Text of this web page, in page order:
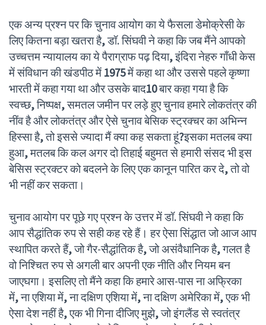
एक अन्य प्रश्न पर कि चुनाव आयोग का ये फैसला डेमोक्रेसी के
लिए कितना बड़ा खतरा है,डॉ. सिंघवी ने कहा कि जब मैंने आपको
उच्चत्तम न्यायालय का ये पैराग्राफ पढ़ दिया,इंदिरा नेहरु गाँधी केस
में संविधान की खंडपीठ में 1975में कहा था और उससे पहले कृष्णा
भारती में कहा गया था और उसके बाद10बार कहा गया है कि
स्वच्छ,निष्पक्ष,समतल जमीन पर लड़े हुए चुनाव हमारे लोकतंत्र की
नींव है और लोकतंत्र और ऐसे चुनाव बेसिक स्ट्रक्चर का अभिन्न
हिस्सा है,तो इससे ज्यादा मैं क्या कह सकता हूं?इसका मतलब क्या
हुआ,मतलब कि कल अगर दो तिहाई बहुमत से हमारी संसद भी इस
बेसिस स्ट्रक्टर को बदलने के लिए एक कानून पारित कर दे,तो वो
भी नहीं कर सकता।
चुनाव आयोग पर पूछे गए प्रश्न के उत्तर में डॉ. सिंघवी ने कहा कि
आप सैद्धांतिक रुप से सही कह रहे हैं। हर ऐसा सिंद्धात जो आज आप
स्थापित करते हैं,जो गैर-सैद्धांतिक है,जो असंवैधानिक है,गलत है
वो निश्चित रुप से अगली बार अपनी एक नीति और नियम बन
जाएघगा। इसलिए तो मैंने कहा कि हमारे आस-पास ना अफ्रिका
में,ना एशिया में,ना दक्षिण एशिया में,ना दक्षिण अमेरिका में,एक भी
ऐसा देश नहीं है,एक भी गिना दीजिए मुझे,जो इंगलैंड से स्वतंत्र